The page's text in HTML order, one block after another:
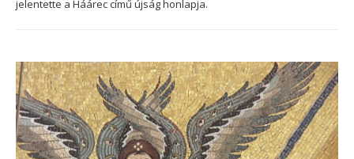
jelentette a Háárec című újság honlapja.